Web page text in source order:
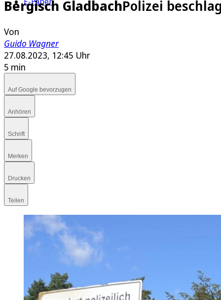
Bergisch GladbachPolizei
Von
Guido Wagner
27.08.2023, 12:45 Uhr
5 min
Auf Google bevorzugen
Anhören
Schrift
Merken
Drucken
Teilen